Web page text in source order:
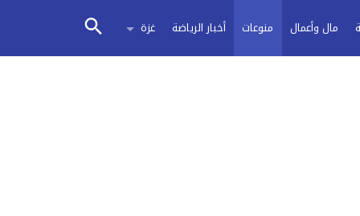
مال وأعمال منوعات أخبار الرياضة غزة